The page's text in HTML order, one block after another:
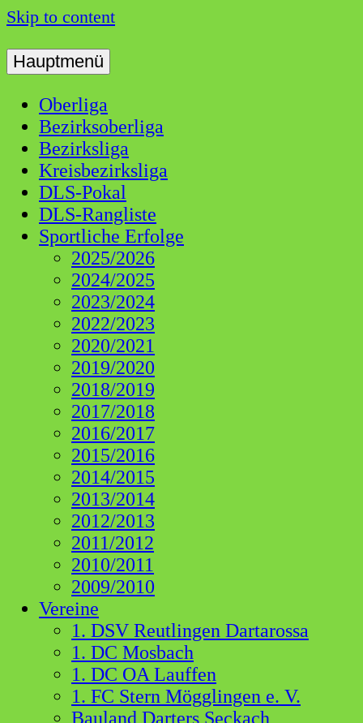
Skip to content
DLS
Dart Liga Schwaben
Hauptmenü
Oberliga
Bezirksoberliga
Bezirksliga
Kreisbezirksliga
DLS-Pokal
DLS-Rangliste
Sportliche Erfolge
2025/2026
2024/2025
2023/2024
2022/2023
2020/2021
2019/2020
2018/2019
2017/2018
2016/2017
2015/2016
2014/2015
2013/2014
2012/2013
2011/2012
2010/2011
2009/2010
Vereine
1. DSV Reutlingen Dartarossa
1. DC Mosbach
1. DC OA Lauffen
1. FC Stern Mögglingen e. V.
Bauland Darters Seckach